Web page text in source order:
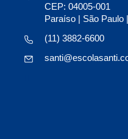
CEP: 04005-001
Paraíso | São Paulo
(11) 3882-6600